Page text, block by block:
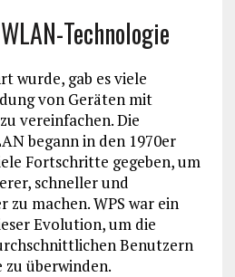
Technologie
wurde, gab es viele
von Geräten mit
vereinfachen. Die
begann in den 1970er
Fortschritte gegeben, um
schneller und
machen. WPS war ein
Evolution, um die
Benutzern
überwinden.